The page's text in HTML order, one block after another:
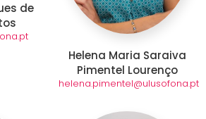
de
Helena Maria Saraiva
Pimentel Lourenço
helena.pimentel@ulusofona.pt